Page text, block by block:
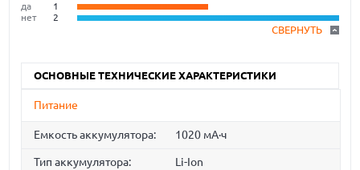
да
1
нет
2
СВЕРНУТЬ
ОСНОВНЫЕ ТЕХНИЧЕСКИЕ ХАРАКТЕРИСТИКИ
Питание
Емкость аккумулятора: 1020 мА·ч
Тип аккумулятора: Li-Ion